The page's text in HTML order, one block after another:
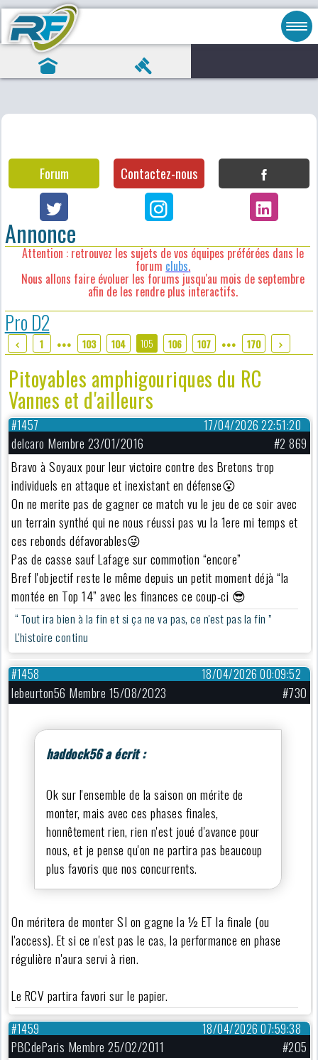
Forum Contactez-nous
Annonce
Attention : retrouvez les sujets de vos équipes préférées dans le
forum clubs.
Nous allons faire évoluer les forums jusqu'au mois de septembre
afin de les rendre plus interactifs.
Pro D2
1 ●●● 103 104 105 106 107 ●●● 170
Pitoyables amphigouriques du RC
Vannes et d'ailleurs
17/04/2026 22:51:20
#1457
delcaro Membre 23/01/2016
#2 869
Bravo à Soyaux pour leur victoire contre des Bretons trop
individuels en attaque et inexistant en défense😮
On ne merite pas de gagner ce match vu le jeu de ce soir avec
un terrain synthé qui ne nous réussi pas vu la 1ere mi temps et
ces rebonds défavorables😜
Pas de casse sauf Lafage sur commotion “encore”
Bref l'objectif reste le même depuis un petit moment déjà “la
montée en Top 14” avec les finances ce coup-ci 😎
“ Tout ira bien à la fin et si ça ne va pas, ce n'est pas la fin ”
L'histoire continu
18/04/2026 00:09:52
#1458
lebeurton56 Membre 15/08/2023 #730
haddock56 a écrit :
Ok sur l'ensemble de la saison on mérite de
monter, mais avec ces phases finales,
honnêtement rien, rien n'est joué d'avance pour
nous, et je pense qu'on ne partira pas beaucoup
plus favoris que nos concurrents.
On méritera de monter SI on gagne la ½ ET la finale (ou
l'access). Et si ce n'est pas le cas, la performance en phase
régulière n'aura servi à rien.
Le RCV partira favori sur le papier.
18/04/2026 07:59:38
#1459
PBCdeParis Membre 25/02/2011
#205